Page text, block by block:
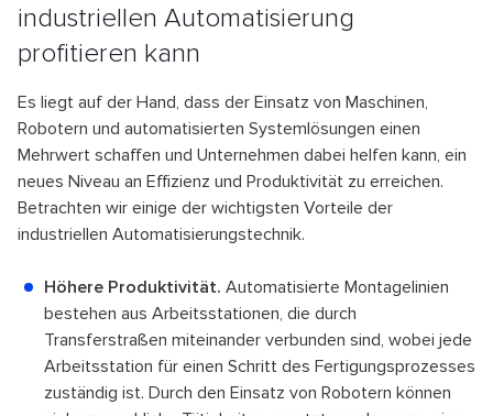
industriellen Automatisierung
profitieren kann
Es liegt auf der Hand, dass der Einsatz von Maschinen,
Robotern und automatisierten Systemlösungen einen
Mehrwert schaffen und Unternehmen dabei helfen kann, ein
neues Niveau an Effizienz und Produktivität zu erreichen.
Betrachten wir einige der wichtigsten Vorteile der
industriellen Automatisierungstechnik.
Höhere Produktivität. Automatisierte Montagelinien
bestehen aus Arbeitsstationen, die durch
Transferstraßen miteinander verbunden sind, wobei jede
Arbeitsstation für einen Schritt des Fertigungsprozesses
zuständig ist. Durch den Einsatz von Robotern können